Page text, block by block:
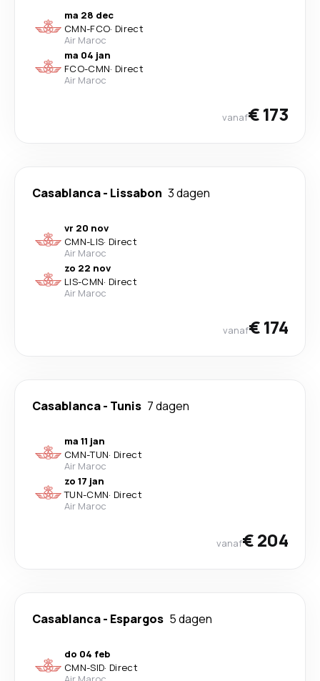
ma 28 dec
CMN-FCO· Direct
Air Maroc
ma 04 jan
FCO-CMN· Direct
Air Maroc
vanaf€ 173
Casablanca- Lissabon 3 dagen
vr 20 nov
CMN-LIS· Direct
Air Maroc
zo 22 nov
LIS-CMN· Direct
Air Maroc
vanaf€ 174
Casablanca- Tunis 7 dagen
ma 11 jan
CMN-TUN· Direct
Air Maroc
zo 17 jan
TUN-CMN· Direct
Air Maroc
vanaf€ 204
Casablanca- Espargos 5 dagen
do 04 feb
CMN-SID· Direct